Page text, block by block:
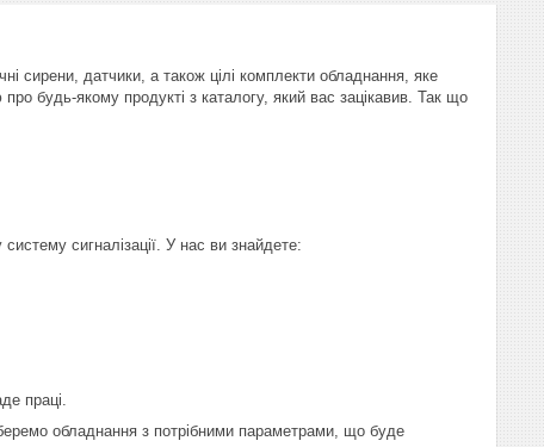
сирени, датчики, а також цілі комплекти обладнання, яке
будь-якому продукті з каталогу, який вас зацікавив. Так що
сигналізації. У нас ви знайдете:
праці.
обладнання з потрібними параметрами, що буде